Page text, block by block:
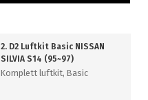
2. D2 Luftkit Basic NISSAN
SILVIA S14 (95~97)
Komplett luftkit, Basic